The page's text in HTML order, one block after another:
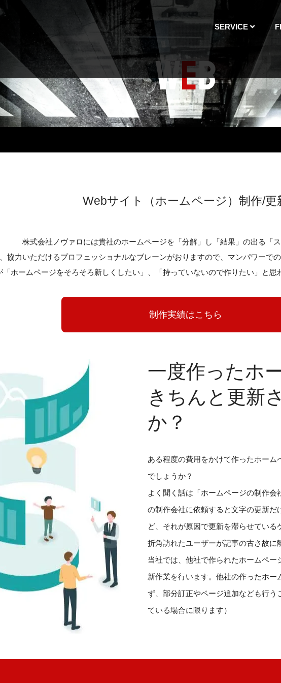
SERVICE
WEB
Webサイト（ホームページ）制作/更
株式会社ノヴァロには貴社のホームページを「分解」し「結果」の出る「ス
協力いただけるプロフェッショナルなブレーンがおりますので、マンパワーで
「ホームページをそろそろ新しくしたい」、「持っていないので作りたい」と思
制作実績はこちら
一度作ったホ
きちんと更新
か？
ある程度の費用をかけて作ったホー
でしょうか？
よく聞く話は「ホームページの制作
の制作会社に依頼すると文字の更新
ど、それが原因で更新を滞らせてい
折角訪れたユーザーが記事の古さ故に
当社では、他社で作られたホームペ
新作業を行います。他社の作ったホ
ず、部分訂正やページ追加なども行う
ている場合に限ります）